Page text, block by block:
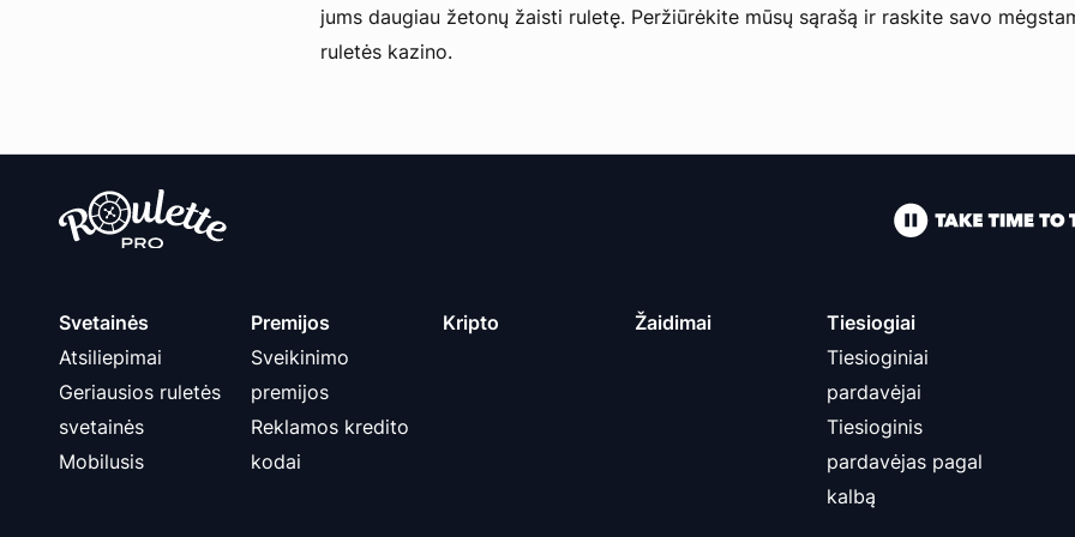
jums daugiau žetonų žaisti ruletę. Peržiūrėkite mūsų sąrašą ir raskite savo
ruletės kazino.
Svetainės
Atsiliepimai
Geriausios ruletės
svetainės
Mobilusis
Premijos
Sveikinimo
premijos
Reklamos kredito
kodai
Kripto Žaidimai
Tiesiogiai
Tiesioginiai
pardavėjai
Tiesioginis
pardavėjas pagal
kalbą